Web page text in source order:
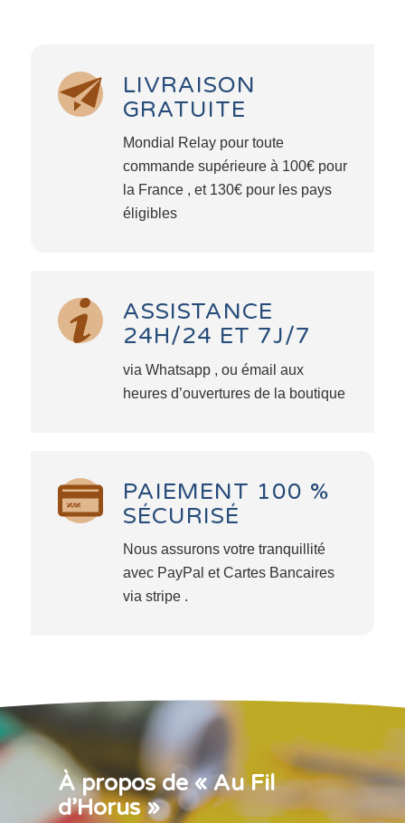
LIVRAISON
GRATUITE
Mondial Relay pour toute
commande supérieure à 100€ pour
la France , et 130€ pour les pays
éligibles
ASSISTANCE
24H/24 ET 7J/7
via Whatsapp , ou émail aux
heures d’ouvertures de la boutique
PAIEMENT 100 %
SÉCURISÉ
Nous assurons votre tranquillité
avec PayPal et Cartes Bancaires
via stripe .
À propos de « Au Fil
d’Horus »